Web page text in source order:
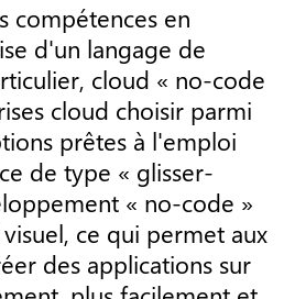
compétences en
d'un langage de
cloud « no-code
cloud choisir parmi
prêtes à l'emploi
de type « glisser-
« no-code »
visuel, ce qui permet aux
des applications sur